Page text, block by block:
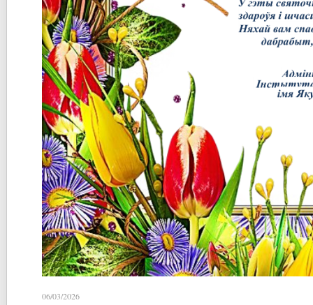
06/03/2026